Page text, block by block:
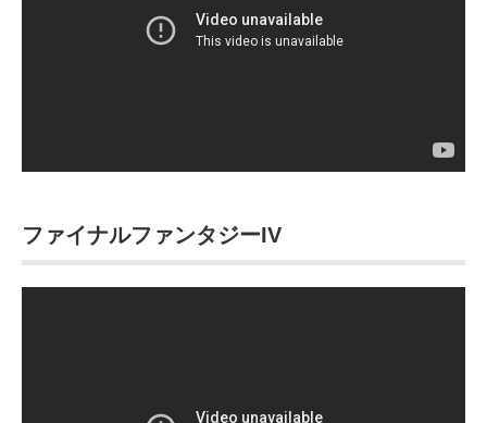
ファイナルファンタジーIV